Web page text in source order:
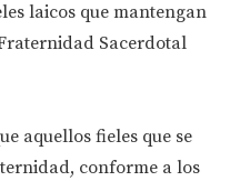
laicos que mantengan
Sacerdotal
aquellos fieles que se
conforme a los